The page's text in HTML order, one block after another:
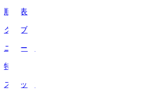
順位表
クラブ
ニュース
特集
スタッツ